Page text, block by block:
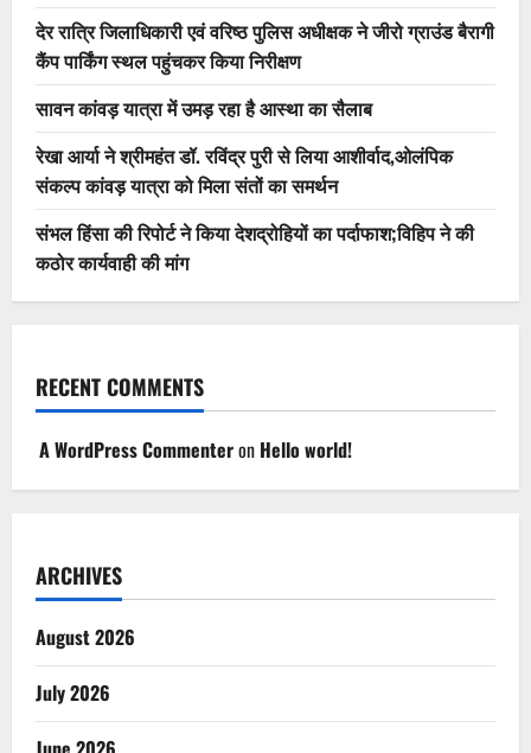
देर रात्रि जिलाधिकारी एवं वरिष्ठ पुलिस अधीक्षक ने जीरो ग्राउंड बैरागी
कैंप पार्किंग स्थल पहुंचकर किया निरीक्षण
सावन कांवड़ यात्रा में उमड़ रहा है आस्था का सैलाब
रेखा आर्या ने श्रीमहंत डॉ. रविंद्र पुरी से लिया आशीर्वाद,ओलंपिक
संकल्प कांवड़ यात्रा को मिला संतों का समर्थन
संभल हिंसा की रिपोर्ट ने किया देशद्रोहियों का पर्दाफाश;विहिप ने की
कठोर कार्यवाही की मांग
RECENT COMMENTS
A WordPress Commenteron Hello world!
ARCHIVES
August 2026
July 2026